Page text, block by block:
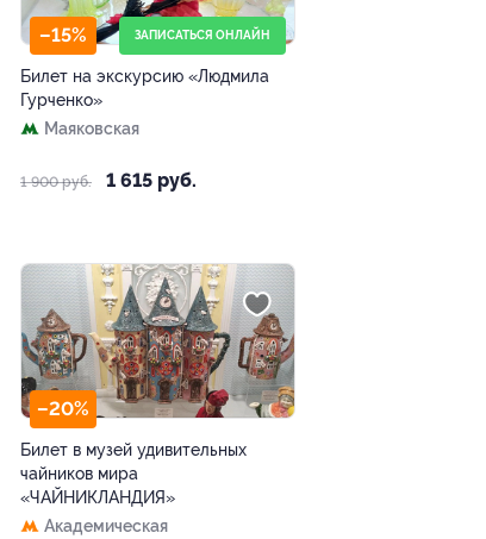
–15% ЗАПИСАТЬСЯ ОНЛАЙН
Билет на экскурсию «Людмила
Гурченко»
Маяковская
1 900 руб. 1 615 руб.
–20%
Билет в музей удивительных
чайников мира
«ЧАЙНИКЛАНДИЯ»
Академическая